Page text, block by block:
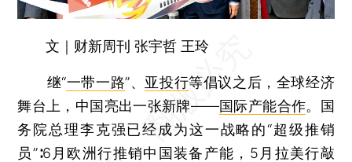
文｜财新周刊 张宇哲 王玲
继“一带一路”、 亚投行等倡议之后，全球经济
舞台上，中国亮出一张新牌——国际产能合作。国
务院总理李克强已经成为这一战略的“超级推销
员”∶6月欧洲行推销中国装备产能，5月拉美行敲